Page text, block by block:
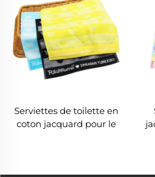
Serviettes de toilette en
coton jacquard pour le